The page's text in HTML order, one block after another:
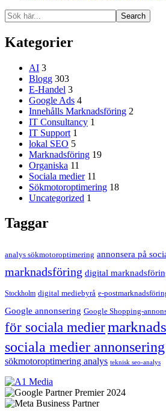
Search
Kategorier
AI 3
Blogg 303
E-Handel 3
Google Ads 4
Innehålls Marknadsföring 2
IT Consultancy 1
IT Support 1
lokal SEO 5
Marknadsföring 19
Organiska 11
Sociala medier 11
Sökmotoroptimering 18
Uncategorized 1
Taggar
analys sökmotoroptimering annonsera på
marknadsföring digital
Stockholm digital mediebyrå e-
Google annonsering Google Shopping-
för sociala medier
sociala medier annonsering
sökmotoroptimering analys teknisk seo-analys